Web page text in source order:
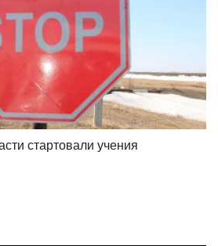
стартовали учения